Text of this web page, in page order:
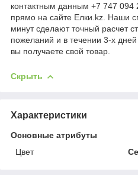
контактным данным +7 747 094
прямо на сайте Елки.kz. Наши
минут сделают точный расчет
пожеланий и в течении 3-х
вы получаете свой товар.
Скрыть
Характеристики
Основные атрибуты
Цвет